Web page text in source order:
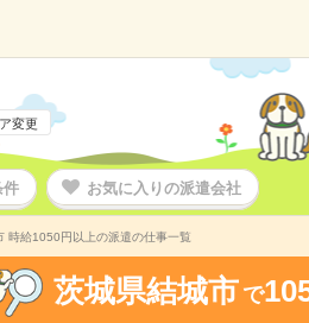
変更
件 お気に入りの派遣会社
時給1050円以上の派遣の仕事一覧
茨城県結城市 で